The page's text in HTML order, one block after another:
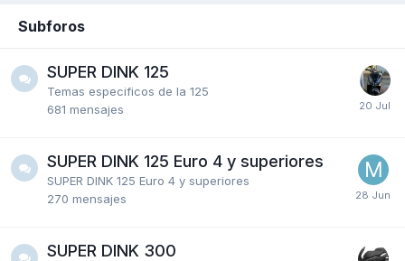
Subforos
SUPER DINK 125
Temas especificos de la 125
681 mensajes
SUPER DINK 125 Euro 4 y superiores
SUPER DINK 125 Euro 4 y superiores
270 mensajes
SUPER DINK 300